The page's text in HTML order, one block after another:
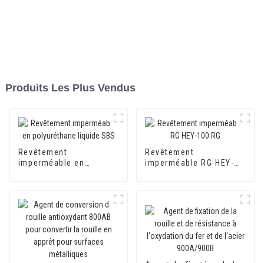
Produits Les Plus Vendus
Revêtement
imperméable en
Revêtement
imperméable RG HEY-